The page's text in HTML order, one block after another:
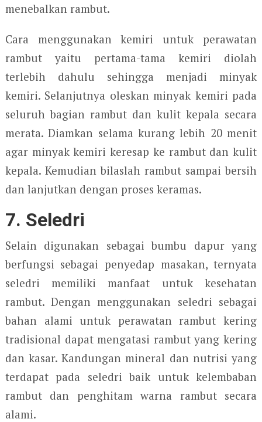
menebalkan rambut.
Cara menggunakan kemiri untuk perawatan
rambut yaitu pertama-tama kemiri diolah
terlebih dahulu sehingga menjadi minyak
kemiri. Selanjutnya oleskan minyak kemiri pada
seluruh bagian rambut dan kulit kepala secara
merata. Diamkan selama kurang lebih 20 menit
agar minyak kemiri keresap ke rambut dan kulit
kepala. Kemudian bilaslah rambut sampai bersih
dan lanjutkan dengan proses keramas.
7. Seledri
Selain digunakan sebagai bumbu dapur yang
berfungsi sebagai penyedap masakan, ternyata
seledri memiliki manfaat untuk kesehatan
rambut. Dengan menggunakan seledri sebagai
bahan alami untuk perawatan rambut kering
tradisional dapat mengatasi rambut yang kering
dan kasar. Kandungan mineral dan nutrisi yang
terdapat pada seledri baik untuk kelembaban
rambut dan penghitam warna rambut secara
alami.